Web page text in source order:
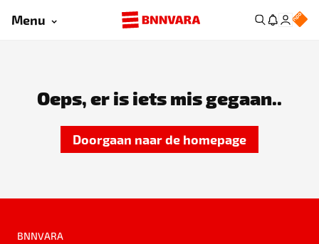
Menu
Oeps, er is iets mis gegaan..
Doorgaan naar de homepage
BNNVARA